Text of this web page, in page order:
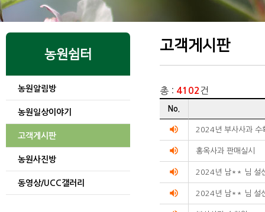
농원쉼터
농원알림방
농원일상이야기
고객게시판
농원사진방
동영상/UCC갤러리
고객게시판
총 : 4102 건
게시글
순번
제목
작성자
작성일
조회수를
리스트화한
테이블입니다.
No.
volume_up 2024년 부사사과 수
volume_up 홍옥사과 판매실시
volume_up 2024년 남** 님 설
volume_up 2024년 남** 님 설